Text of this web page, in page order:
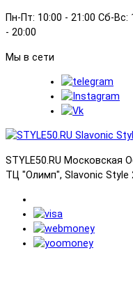
Пн-Пт: 10:00 - 21:00 Сб-
- 20:00
Мы в сети
STYLE50.RU Московская
ТЦ "Олимп", Slavonic Style